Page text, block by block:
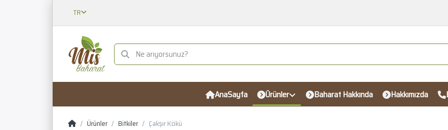
TR
AnaSayfa Ürünler Baharat Hakkında Hakkımızda
Ürünler Bitkiler Çakşır Kökü